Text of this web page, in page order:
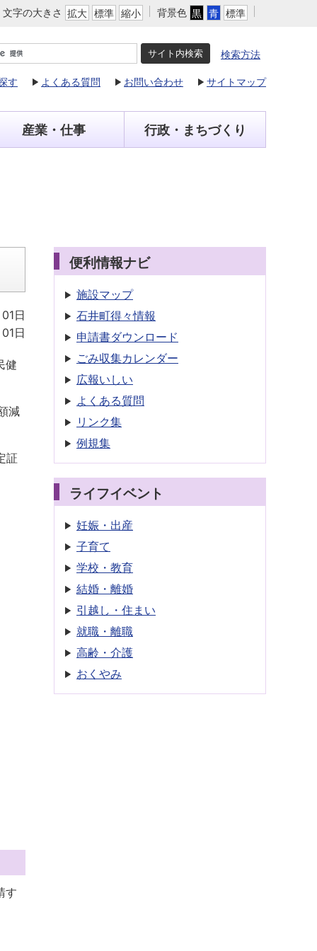
文字の大きさ 拡大 標準 縮小 背景色 黒 青 標準
検索方法
す よくある質問 お問い合わせ サイトマップ
産業・仕事 行政・まちづくり
日
日
健
減
証
す
便利情報ナビ
施設マップ
石井町得々情報
申請書ダウンロード
ごみ収集カレンダー
広報いしい
よくある質問
リンク集
例規集
ライフイベント
妊娠・出産
子育て
学校・教育
結婚・離婚
引越し・住まい
就職・離職
高齢・介護
おくやみ